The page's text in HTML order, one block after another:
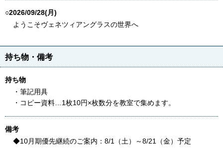
○2026/09/28(月)
ようこそヴェネツィアングラスの世界へ
持ち物・備考
持ち物
・筆記用具
・コピー資料…1枚10円×枚数分を教室で集めます。
備考
◆10月期優先継続のご案内：8/1（土）～8/21（金）予定